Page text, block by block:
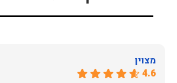
מצוין
4.6